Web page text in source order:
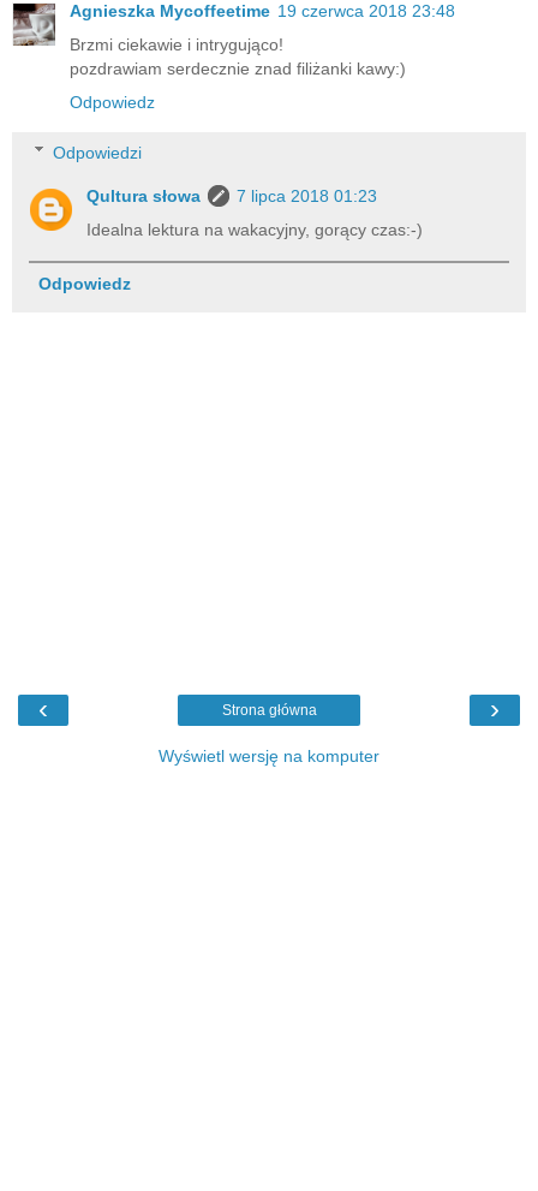
Agnieszka Mycoffeetime 19 czerwca 2018 23:48
Brzmi ciekawie i intrygująco!
pozdrawiam serdecznie znad filiżanki kawy:)
Odpowiedz
Odpowiedzi
Qultura słowa
7 lipca 2018 01:23
Idealna lektura na wakacyjny, gorący czas:-)
Odpowiedz
‹ ›
Strona główna
Wyświetl wersję na komputer